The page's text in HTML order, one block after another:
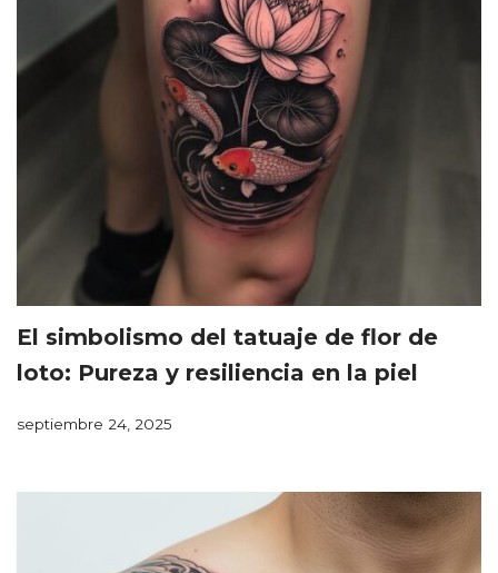
El simbolismo del tatuaje de flor de
loto: Pureza y resiliencia en la piel
septiembre 24, 2025